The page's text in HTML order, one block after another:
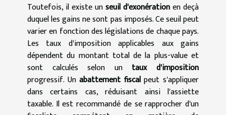
Toutefois, il existe unseuil d'exonérationen deçà
duquel les gains ne sont pas imposés. Ce seuil peut
varier en fonction des législations de chaque pays.
Les taux d'imposition applicables aux gains
dépendent du montant total de la plus-value et
sont calculés selon un taux d'imposition
progressif. Unabattement fiscalpeut s'appliquer
dans certains cas, réduisant ainsi l'assiette
taxable. Il est recommandé de se rapprocher d'un